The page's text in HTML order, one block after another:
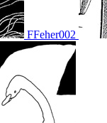
FFeher002